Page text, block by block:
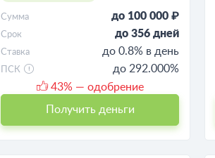
Сумма до 100 000 ₽
Срок до 356 дней
Ставка до 0.8% в день
ПСК
до 292.000%
43% — одобрение
Получить деньги